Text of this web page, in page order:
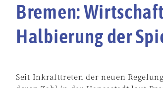
Bremen:
Halbierung der
Seit Inkrafttreten der neuen